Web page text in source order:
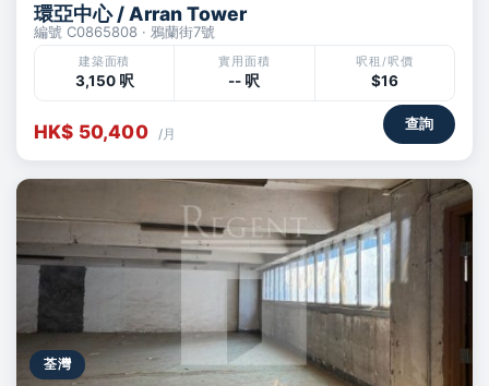
環亞中心 / Arran Tower
編號 C0865808 · 鴉蘭街7號
建築面積
3,150 呎
實用面積
-- 呎
呎租/呎價
$16
HK$ 50,400 /月
查詢
荃灣